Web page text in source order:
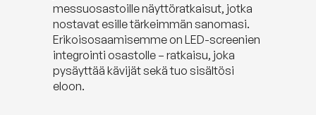
messuosastoille näyttöratkaisut, jotka
nostavat esille tärkeimmän sanomasi.
Erikoisosaamisemme on LED-screenien
integrointi osastolle – ratkaisu, joka
pysäyttää kävijät sekä tuo sisältösi
eloon.